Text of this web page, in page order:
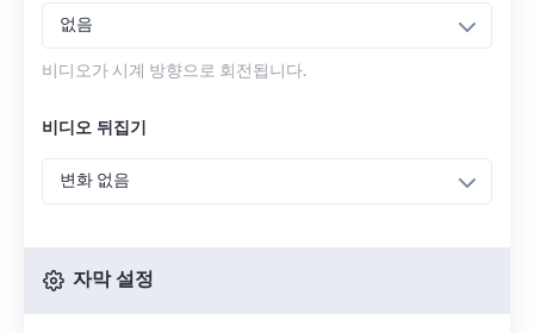
없음
비디오가 시계 방향으로 회전됩니다.
비디오 뒤집기
변화 없음
자막 설정